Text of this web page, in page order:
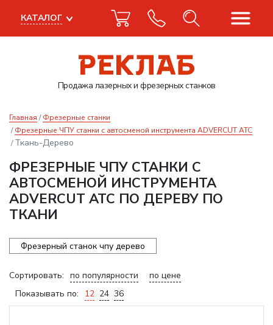
Продажа лазерныхи фрезерных станков
КАТАЛОГ
Главная
Фрезерные станки
Фрезерные ЧПУ станки с автосменой инструмента ADVERCUT ATC
Ткань-Дерево
ФРЕЗЕРНЫЕ ЧПУ СТАНКИ С
АВТОСМЕНОЙ ИНСТРУМЕНТА
ADVERCUT ATC ПО ДЕРЕВУ ПО
ТКАНИ
Фрезерный станок чпу дерево
Сортировать: по популярности
по цене
Показывать по:
12 24 36